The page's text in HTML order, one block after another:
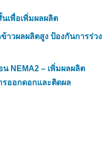
เพื่อเพิ่มผลผลิต
าวผลผลิตสูง ป้องกันการร่วง
NEMA2 – เพิ่มผลผลิต
รออกดอกและติดผล